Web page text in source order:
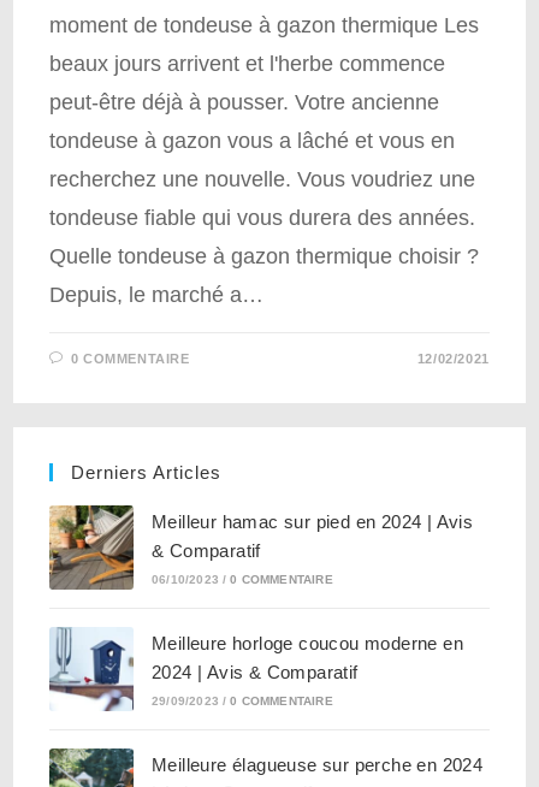
moment de tondeuse à gazon thermique Les
beaux jours arrivent et l'herbe commence
peut-être déjà à pousser. Votre ancienne
tondeuse à gazon vous a lâché et vous en
recherchez une nouvelle. Vous voudriez une
tondeuse fiable qui vous durera des années.
Quelle tondeuse à gazon thermique choisir ?
Depuis, le marché a…
0 COMMENTAIRE 12/02/2021
Derniers Articles
Meilleur hamac sur pied en 2024 | Avis
& Comparatif
06/10/2023 / 0 COMMENTAIRE
Meilleure horloge coucou moderne en
2024 | Avis & Comparatif
29/09/2023 / 0 COMMENTAIRE
Meilleure élagueuse sur perche en 2024